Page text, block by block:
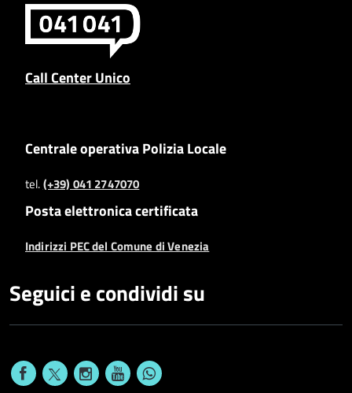
Call Center Unico
Centrale operativa Polizia Locale
tel.(+39) 041 2747070
Posta elettronica certificata
Indirizzi PEC del Comune di Venezia
Seguici e condividi su